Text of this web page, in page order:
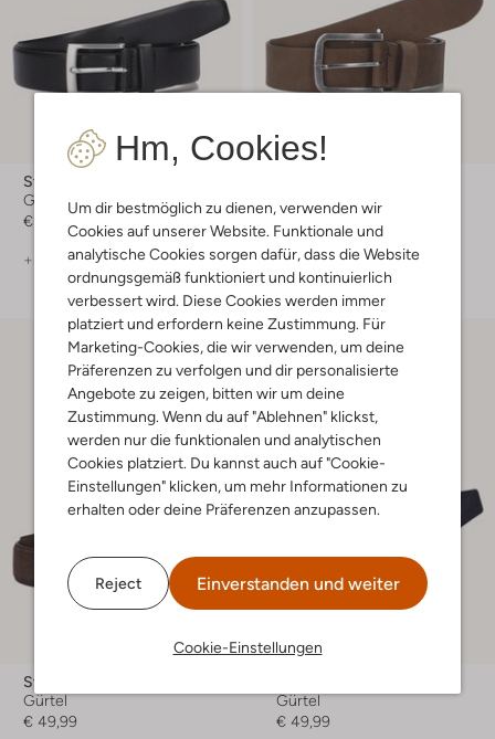
Hm, Cookies!
Um dir bestmöglich zu dienen, verwenden wir
Cookies auf unserer Website. Funktionale und
analytische Cookies sorgen dafür, dass die Website
ordnungsgemäß funktioniert und kontinuierlich
verbessert wird. Diese Cookies werden immer
platziert und erfordern keine Zustimmung. Für
Marketing-Cookies, die wir verwenden, um deine
Präferenzen zu verfolgen und dir personalisierte
Angebote zu zeigen, bitten wir um deine
Zustimmung. Wenn du auf "Ablehnen" klickst,
werden nur die funktionalen und analytischen
Cookies platziert. Du kannst auch auf "Cookie-
Einstellungen" klicken, um mehr Informationen zu
erhalten oder deine Präferenzen anzupassen.
Reject Einverstanden und weiter
Cookie-Einstellungen
Stefano Lauran
Gürtel
€ 59,99
+ mehr farben
€ 49,99
+ mehr farben
Stefano Lauran
Gürtel
€ 49,99
Gürtel
€ 49,99